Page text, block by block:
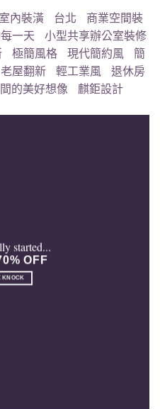
內裝潢 台北
商業空間裝
一天
小型共享辦公室裝修
極簡風格 現代簡約風
簡
老屋翻新 輕工業風
退休房
的美好想像 麒鉅設計
started...
OFF
KNOCK